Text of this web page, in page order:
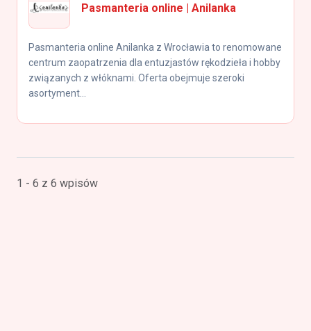
Pasmanteria online | Anilanka
Pasmanteria online Anilanka z Wrocławia to renomowane
centrum zaopatrzenia dla entuzjastów rękodzieła i hobby
związanych z włóknami. Oferta obejmuje szeroki
asortyment...
1 - 6 z 6 wpisów